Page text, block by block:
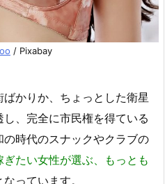
/ Pixabay
かりか、ちょっとした衛星
、完全に市民権を得ている
時代のスナックやクラブの
ぎたい女性が選ぶ、もっとも
なっています。